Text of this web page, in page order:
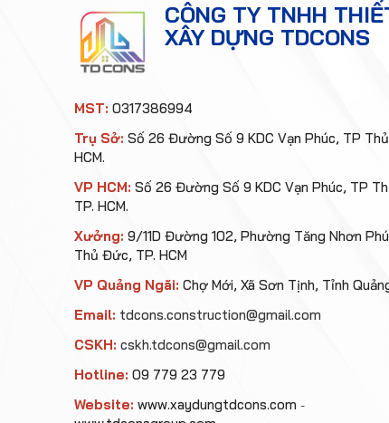
CÔNG TY TNHH
XÂY DỰNG TDCONS
MST: 0317386994
Trụ Sở: Số 26 Đường Số 9 KDC Vạn Phúc, TP
HCM.
VP HCM: Số 26 Đường Số 9 KDC Vạn Phúc, TP
TP. HCM.
Xưởng: 9/11D Đường 102, Phường Tăng Nhơn
Thủ Đức, TP. HCM
VP Quảng Ngãi: Chợ Mới, Xã Sơn Tịnh, Tỉnh
Email: tdcons.construction@gmail.com
CSKH: cskh.tdcons@gmail.com
Hotline: 09 779 23 779
Website: www.xaydungtdcons.com -